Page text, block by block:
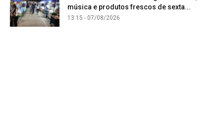
música e produtos frescos de sexta...
13:15 - 07/08/2026